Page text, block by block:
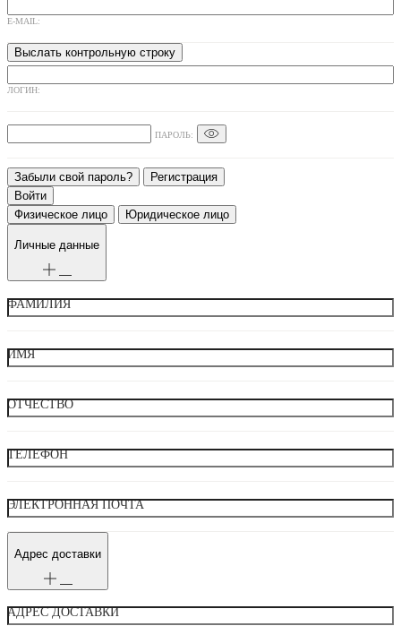
E-MAIL:
ЛОГИН:
ПАРОЛЬ:
Забыли свой пароль? Регистрация
Физическое лицо Юридическое лицо
Личные данные
ФАМИЛИЯ
ИМЯ
ОТЧЕСТВО
ТЕЛЕФОН
ЭЛЕКТРОННАЯ ПОЧТА
Адрес доставки
АДРЕС ДОСТАВКИ